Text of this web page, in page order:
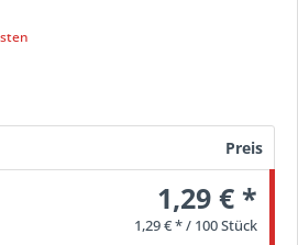
Preis
1,29 € *
1,29 € * / 100 Stück